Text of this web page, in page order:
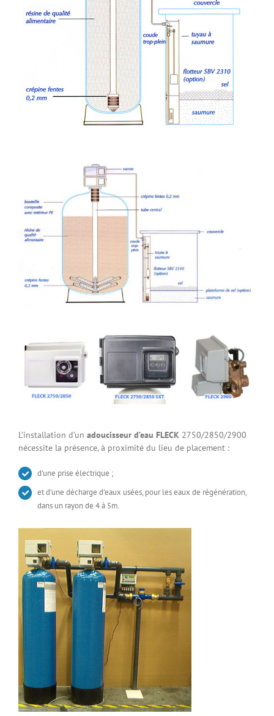
L’installation d’un adoucisseur d’eau FLECK 2750/2850/2900
nécessite la présence, à proximité du lieu de placement :
d’une prise électrique ;
et d’une décharge d’eaux usées, pour les eaux de régénération,
dans un rayon de 4 à 5m.